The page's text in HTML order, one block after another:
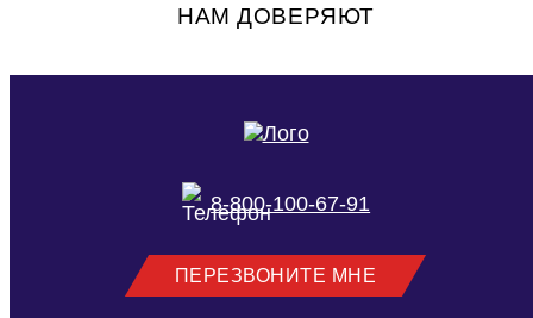
НАМ ДОВЕРЯЮТ
8-800-100-67-91
ПЕРЕЗВОНИТЕ МНЕ